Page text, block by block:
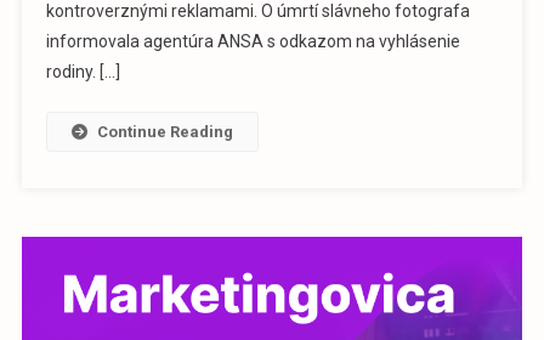
kontroverznými reklamami. O úmrtí slávneho fotografa
informovala agentúra ANSA s odkazom na vyhlásenie
rodiny. […]
Continue Reading